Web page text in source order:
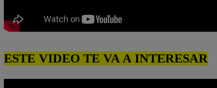
ESTE VIDEO TE VA A INTERESAR